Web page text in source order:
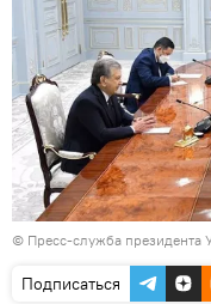
© Пресс-служба президента
Подписаться